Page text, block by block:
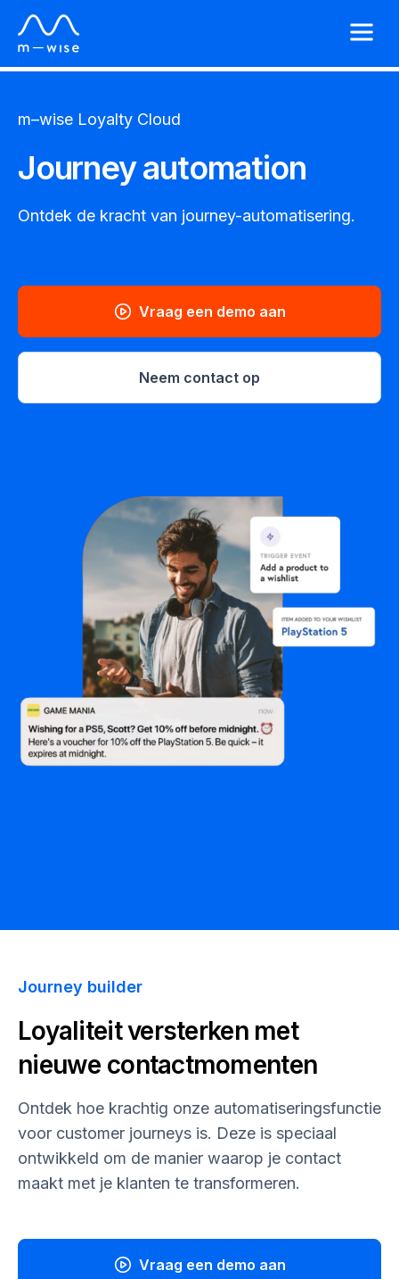
m–wise Loyalty Cloud
Journey automation
Ontdek de kracht van journey-automatisering.
Neem contact op
Vraag een demo aan
Journey builder
Loyaliteit versterken met
nieuwe contactmomenten
Ontdek hoe krachtig onze automatiseringsfunctie
voor customer journeys is. Deze is speciaal
ontwikkeld om de manier waarop je contact
maakt met je klanten te transformeren.
Vraag een demo aan